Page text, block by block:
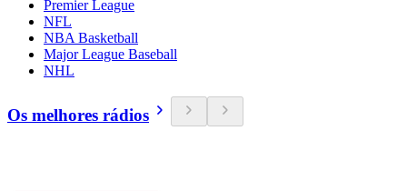
Premier League
NFL
NBA Basketball
Major League Baseball
NHL
Os melhores rádios